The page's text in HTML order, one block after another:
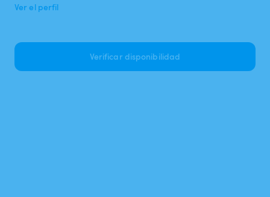
Ver el perfil
Verificar disponibilidad